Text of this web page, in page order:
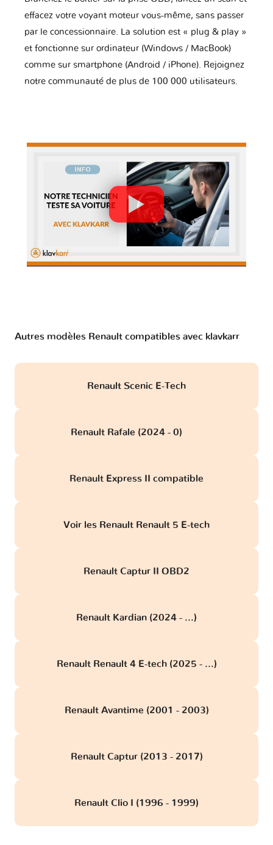
effacez votre voyant moteur vous-même, sans passer
par le concessionnaire. La solution est « plug & play »
et fonctionne sur ordinateur (Windows / MacBook)
comme sur smartphone (Android / iPhone). Rejoignez
notre communauté de plus de 100 000 utilisateurs.
Autres modèles Renault compatibles avec klavkarr
Renault Scenic E-Tech
Renault Rafale (2024 - 0)
Renault Express II compatible
Voir les Renault Renault 5 E-tech
Renault Captur II OBD2
Renault Kardian (2024 - ...)
Renault Renault 4 E-tech (2025 - ...)
Renault Avantime (2001 - 2003)
Renault Captur (2013 - 2017)
Renault Clio I (1996 - 1999)